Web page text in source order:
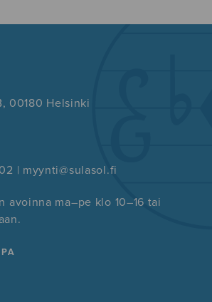
00180 Helsinki
| myynti@sulasol.fi
avoinna ma–pe klo 10–16 tai